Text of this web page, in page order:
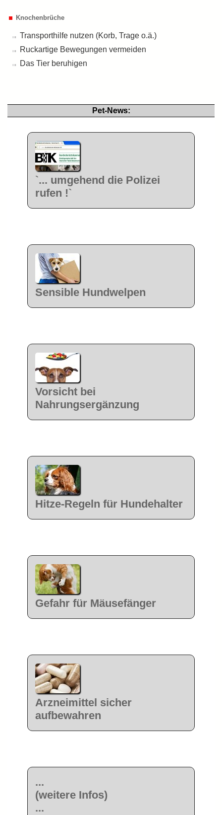
Knochenbrüche
Transporthilfe nutzen (Korb, Trage o.ä.)
Ruckartige Bewegungen vermeiden
Das Tier beruhigen
Pet-News:
`... umgehend die Polizei
rufen !`
Sensible Hundwelpen
Vorsicht bei
Nahrungsergänzung
Hitze-Regeln für Hundehalter
Gefahr für Mäusefänger
Arzneimittel sicher
aufbewahren
...
(weitere Infos)
...